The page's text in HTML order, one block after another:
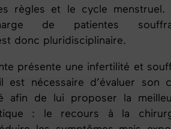
règles et le cycle menstruel.
de patientes
donc pluridisciplinaire.
présente une infertilité et
est nécessaire d’évaluer son
afin de lui proposer la
: le recours à la